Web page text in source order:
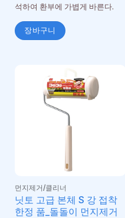
석하여 환부에 가볍게 바른다.
장바구니
먼지제거/클리너
닛토 고급 본체 S 강 접착
한정 품_돌돌이 먼지제거